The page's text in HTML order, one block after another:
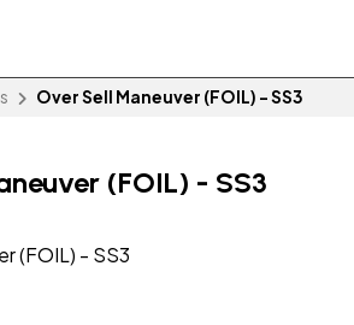
Over Sell Maneuver (FOIL) - SS3
(FOIL) - SS3
(FOIL) - SS3